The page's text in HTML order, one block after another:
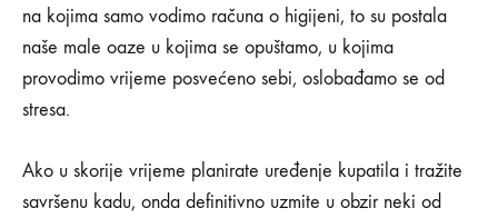
28/01/2019
SHARE
ZA
U
na kojima samo vodimo računa o higijeni, to su postala
naše male oaze u kojima se opuštamo, u kojima
provodimo vrijeme posvećeno sebi, oslobađamo se od
stresa.
Ako u skorije vrijeme planirate uređenje kupatila i tražite
savršenu kadu, onda definitivno uzmite u obzir neki od